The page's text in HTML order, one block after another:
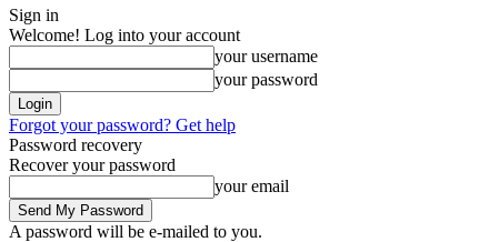
Sign in
Welcome! Log into your account
your username
your password
Forgot your password? Get help
Password recovery
Recover your password
your email
A password will be e-mailed to you.